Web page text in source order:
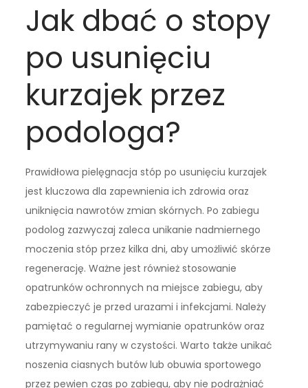
Jak dbać o stopy
po usunięciu
kurzajek przez
podologa?
Prawidłowa pielęgnacja stóp po usunięciu kurzajek
jest kluczowa dla zapewnienia ich zdrowia oraz
uniknięcia nawrotów zmian skórnych. Po zabiegu
podolog zazwyczaj zaleca unikanie nadmiernego
moczenia stóp przez kilka dni, aby umożliwić skórze
regenerację. Ważne jest również stosowanie
opatrunków ochronnych na miejsce zabiegu, aby
zabezpieczyć je przed urazami i infekcjami. Należy
pamiętać o regularnej wymianie opatrunków oraz
utrzymywaniu rany w czystości. Warto także unikać
noszenia ciasnych butów lub obuwia sportowego
przez pewien czas po zabiegu, aby nie podrażniać